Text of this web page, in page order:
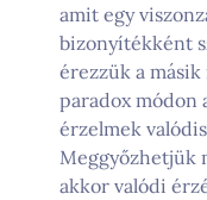
amit egy
bizonyítékként
érezzük a
paradox módon
érzelmek
Meggyőzhetjük
akkor valódi